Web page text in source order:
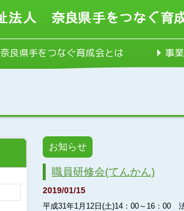
奈良県手をつなぐ育成会とは 事
お知らせ
職員研修会(てんかん)
2019/01/15
平成31年1月12日(土)14：00～16：00